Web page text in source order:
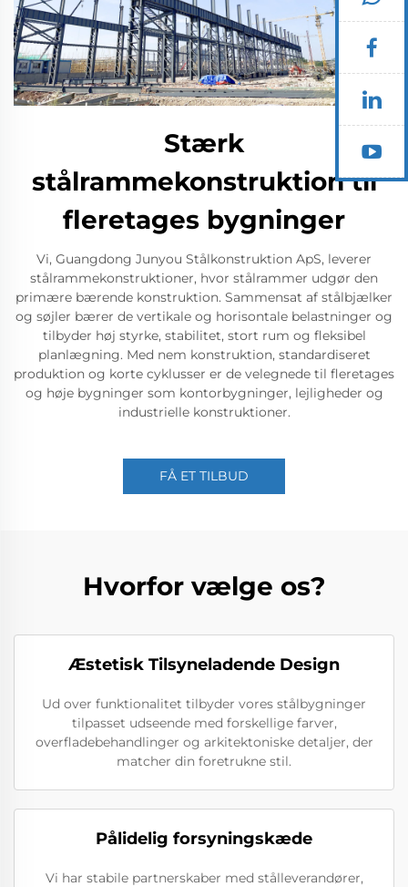
Stærk
stålrammekonstruktion til
fleretages bygninger
Vi, Guangdong Junyou Stålkonstruktion ApS, leverer
stålrammekonstruktioner, hvor stålrammer udgør den
primære bærende konstruktion. Sammensat af stålbjælker
og søjler bærer de vertikale og horisontale belastninger og
tilbyder høj styrke, stabilitet, stort rum og fleksibel
planlægning. Med nem konstruktion, standardiseret
produktion og korte cyklusser er de velegnede til fleretages
og høje bygninger som kontorbygninger, lejligheder og
industrielle konstruktioner.
FÅ ET TILBUD
Hvorfor vælge os?
Æstetisk Tilsyneladende Design
Ud over funktionalitet tilbyder vores stålbygninger
tilpasset udseende med forskellige farver,
overfladebehandlinger og arkitektoniske detaljer, der
matcher din foretrukne stil.
Pålidelig forsyningskæde
Vi har stabile partnerskaber med stålleverandører,